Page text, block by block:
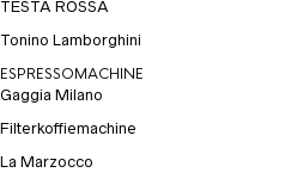
TESTA ROSSA
Tonino Lamborghini
ESPRESSOMACHINE
Gaggia Milano
Filterkoffiemachine
La Marzocco